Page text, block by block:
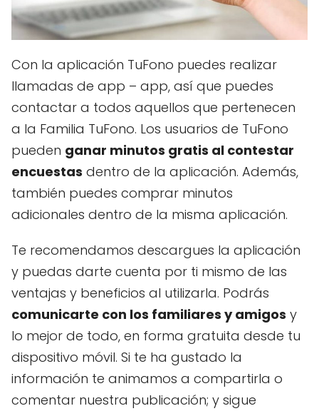
Con la aplicación TuFono puedes realizar
llamadas de app – app, así que puedes
contactar a todos aquellos que pertenecen
a la Familia TuFono. Los usuarios de TuFono
pueden ganar minutos gratis al contestar
encuestas dentro de la aplicación. Además,
también puedes comprar minutos
adicionales dentro de la misma aplicación.
Te recomendamos descargues la aplicación
y puedas darte cuenta por ti mismo de las
ventajas y beneficios al utilizarla. Podrás
comunicarte con los familiares y amigos y
lo mejor de todo, en forma gratuita desde tu
dispositivo móvil. Si te ha gustado la
información te animamos a compartirla o
comentar nuestra publicación; y sigue